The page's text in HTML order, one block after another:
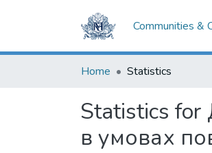
Communities &
Home Statistics
Statistics for
в умовах